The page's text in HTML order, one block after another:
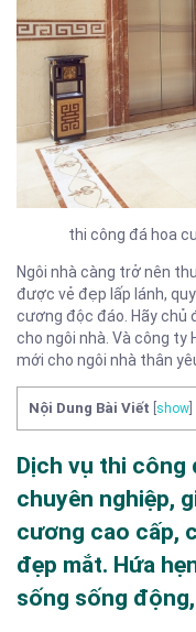
thi công đá hoa
Ngôi nhà càng trở nên
được vẻ đẹp lấp lánh,
cương độc đáo. Hãy chủ
cho ngôi nhà. Và công ty
mới cho ngôi nhà thân
Nội Dung Bài Viết show
Dịch vụ thi công
chuyên nghiệp,
cương cao cấp,
đẹp mắt. Hứa
sống sống